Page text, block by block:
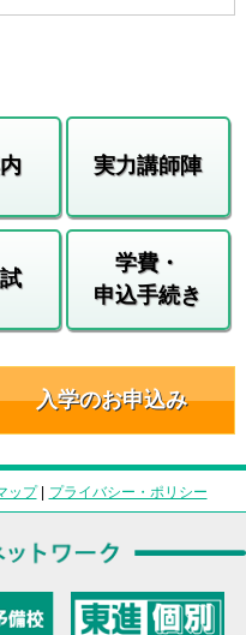
実力講師陣
学費・
申込手続き
入学のお申込み
ップ| プライバシー・ポリシー